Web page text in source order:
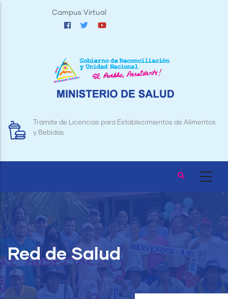
Campus Virtual
Trámite de Licencias para Establecimientos de Alimentos
y Bebidas
Red de Salud